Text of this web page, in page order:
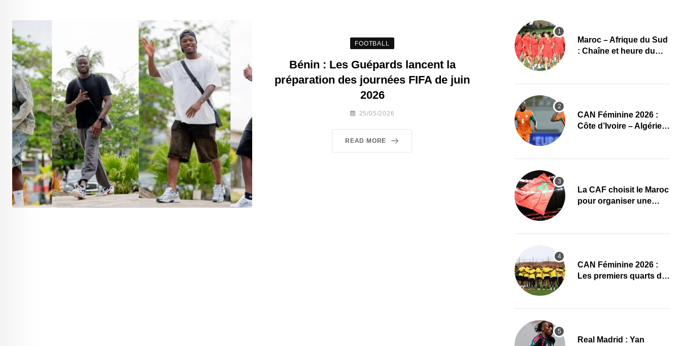
FOOTBALL
Bénin : Les Guépards lancent la
préparation des journées FIFA de juin
2026
25/05/2026
READ MORE
Maroc – Afrique du Sud
: Chaîne et heure du
CAN Féminine 2026 :
Côte d’Ivoire – Algérie,
La CAF choisit le Maroc
pour organiser une
CAN Féminine 2026 :
Les premiers quarts de
Real Madrid : Yan